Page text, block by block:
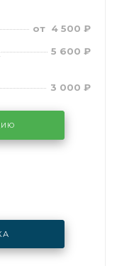
от 4 500 ₽
5 600 ₽
3 000 ₽